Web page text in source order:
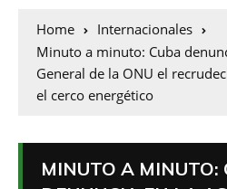
Home
Internacionales
Minuto a minuto: Cuba
General de la ONU el
el cerco energético
MINUTO A MINUTO: